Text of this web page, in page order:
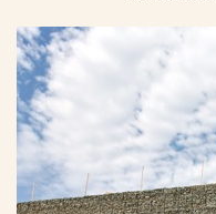
ACTUALITÉS
CONTACT